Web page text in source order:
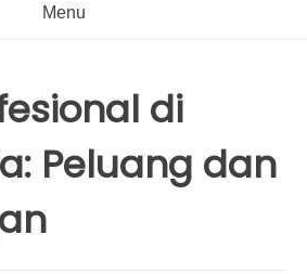
Menu
di
Peluang dan